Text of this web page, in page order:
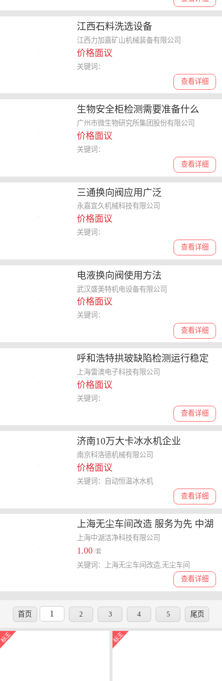
江西石料洗选设备
江西力加嘉矿山机械装备有限公司
价格面议
查看详细
关键词：
生物安全柜检测需要准备什么
广州市微生物研究所集团股份有限公司
价格面议
查看详细
关键词：
三通换向阀应用广泛
永嘉宣久机械科技有限公司
价格面议
查看详细
关键词：
电液换向阀使用方法
武汉盛美特机电设备有限公司
价格面议
查看详细
关键词：
呼和浩特拱玻缺陷检测运行稳定
上海雷澳电子科技有限公司
价格面议
查看详细
关键词：
济南10万大卡冰水机企业
南京科洛德机械有限公司
价格面议
查看详细
关键词：自动恒温冰水机
上海无尘车间改造 服务为先 中湖
供
上海中湖洁净科技有限公司
1.00 /套
查看详细
关键词：上海无尘车间改造,无尘车间
首页 1 2 3 4 5 尾页